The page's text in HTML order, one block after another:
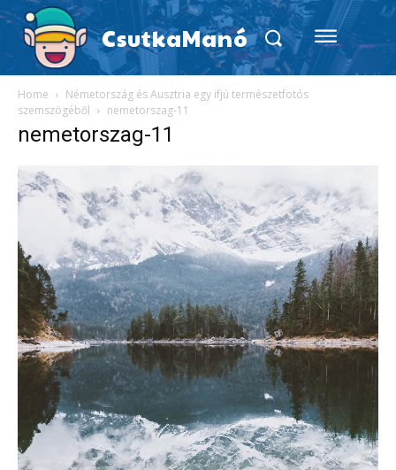
CsutkaManó
Home
Németország és Ausztria egy ifjú természetfotós
szemszögéből
nemetorszag-11
nemetorszag-11